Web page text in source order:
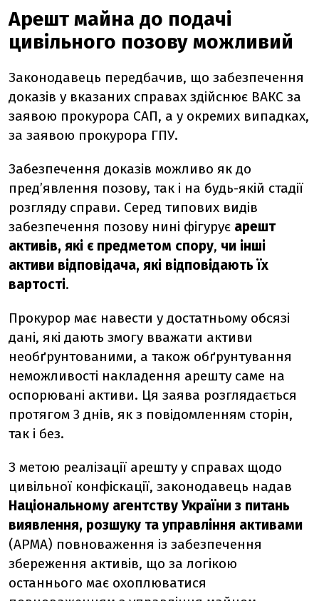
Арешт майна до подачі
цивільного позову можливий
Законодавець передбачив, що забезпечення
доказів у вказаних справах здійснює ВАКС за
заявою прокурора САП, а у окремих випадках,
за заявою прокурора ГПУ.
Забезпечення доказів можливо як до
пред’явлення позову, так і на будь-якій стадії
розгляду справи. Серед типових видів
забезпечення позову нині фігурує арешт
активів, які є предметом спору, чи інші
активи відповідача, які відповідають їх
вартості.
Прокурор має навести у достатньому обсязі
дані, які дають змогу вважати активи
необґрунтованими, а також обґрунтування
неможливості накладення арешту саме на
оспорювані активи. Ця заява розглядається
протягом 3 днів, як з повідомленням сторін,
так і без.
З метою реалізації арешту у справах щодо
цивільної конфіскації, законодавець надав
Національному агентству України з питань
виявлення, розшуку та управління активами
(АРМА) повноваження із забезпечення
збереження активів, що за логікою
останнього має охоплюватися